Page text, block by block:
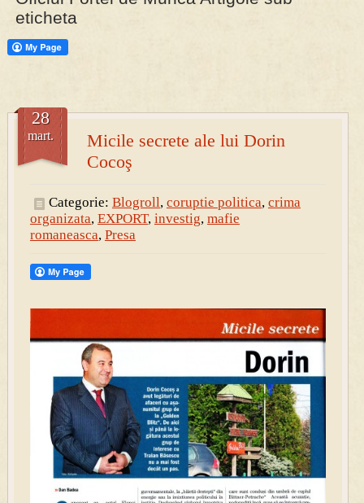
PRESA
eticheta
Micile secrete ale lui Dorin
Cocoş
28
mart.
Categorie: Blogroll, coruptie politica, crima
organizata, EXPORT, investig, mafie
romaneasca, Presa